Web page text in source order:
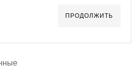
ПРОДОЛЖИТЬ